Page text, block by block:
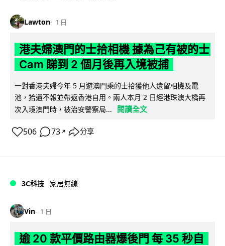
Lawton 1 日
港夫婦澳門的士拾相機 據為己有被的士
Cam 睇到 2 個月後再入境被捕
一對香港夫婦今年 5 月遊澳門乘的士拾獲他人遺留相機及電
池，拾遺不報並帶返香港自用。兩人本月 2 日經港珠澳大橋再
次入境澳門時，被治安警察局...
閱讀全文
506 73 ↗ 分享
3C科技 家居無線
Vin 1 日
逾 20 款平價路由器爆後門 每 35 秒自